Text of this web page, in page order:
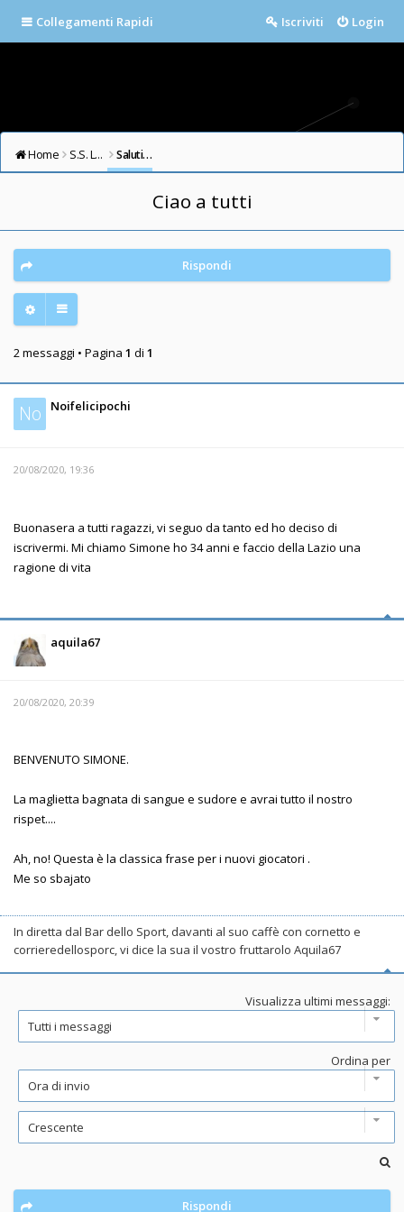
Collegamenti Rapidi Login
Iscriviti
Home S.S. LAZIO FORUM Saluti e Presentazioni
Ciao a tutti
Rispondi
2 messaggi • Pagina 1 di 1
No Noifelicipochi
20/08/2020, 19:36
Buonasera a tutti ragazzi, vi seguo da tanto ed ho deciso di
iscrivermi. Mi chiamo Simone ho 34 anni e faccio della Lazio una
ragione di vita
aquila67
20/08/2020, 20:39
BENVENUTO SIMONE.
La maglietta bagnata di sangue e sudore e avrai tutto il nostro
rispet....
Ah, no! Questa è la classica frase per i nuovi giocatori .
Me so sbajato
In diretta dal Bar dello Sport, davanti al suo caffè con cornetto e
corrieredellosporc, vi dice la sua il vostro fruttarolo Aquila67
Visualizza ultimi messaggi:
Ordina per
Rispondi